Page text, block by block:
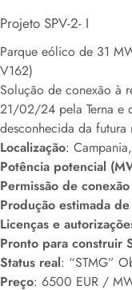
Projeto SPV-2- I
Parque eólico de 31
V162)
Solução de conexão à
21/02/24 pela Terna e
desconhecida da futura
Localização:
Potência potencial
Permissão de
Produção estimada
Licenças e
Pronto para construir
Status real: “STMG”
Preço: 6500 EUR /